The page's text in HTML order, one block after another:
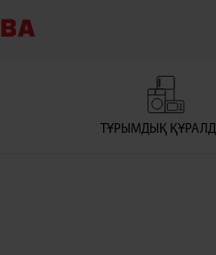
ТҰРЫМДЫҚ